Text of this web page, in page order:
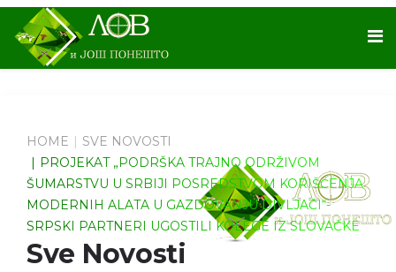
HOME
SVE NOVOSTI
PROJEKAT „PODRŠKA TRAJNO ODRŽIVOM
ŠUMARSTVU U SRBIJI POSREDSTVOM KORIŠĆENJA
MODERNIH ALATA U GAZDOVANJU DIVLJAČI“-
SRPSKI PARTNERI UGOSTILI KOLEGE IZ SLOVAČKE
Sve Novosti